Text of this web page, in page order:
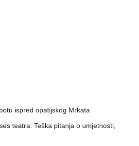
ispred opatijskog Mrkata
teatra: Teška pitanja o umjetnosti,